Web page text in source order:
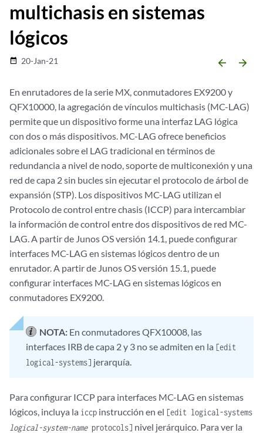
multichasis en sistemas
lógicos
date_range 20-Jan-21 arrow_backward arrow_forward
En enrutadores de la serie MX, conmutadores EX9200 y
QFX10000, la agregación de vínculos multichasis (MC-LAG)
permite que un dispositivo forme una interfaz LAG lógica
con dos o más dispositivos. MC-LAG ofrece beneficios
adicionales sobre el LAG tradicional en términos de
redundancia a nivel de nodo, soporte de multiconexión y una
red de capa 2 sin bucles sin ejecutar el protocolo de árbol de
expansión (STP). Los dispositivos MC-LAG utilizan el
Protocolo de control entre chasis (ICCP) para intercambiar
la información de control entre dos dispositivos de red MC-
LAG. A partir de Junos OS versión 14.1, puede configurar
interfaces MC-LAG en sistemas lógicos dentro de un
enrutador. A partir de Junos OS versión 15.1, puede
configurar interfaces MC-LAG en sistemas lógicos en
conmutadores EX9200.
NOTA: En conmutadores QFX10008, las
interfaces IRB de capa 2 y 3 no se admiten en la [edit
logical-systems] jerarquía.
Para configurar ICCP para interfaces MC-LAG en sistemas
lógicos, incluya la iccp instrucción en el [edit logical-systems
logical-system-nameprotocols] nivel jerárquico. Para ver la